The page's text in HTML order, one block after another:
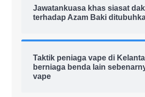
Jawatankuasa khas siasat
terhadap Azam Baki
Taktik peniaga vape di
berniaga benda lain
vape